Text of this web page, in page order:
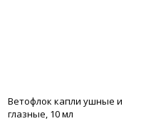
Ветофлок капли ушные и
глазные, 10 мл